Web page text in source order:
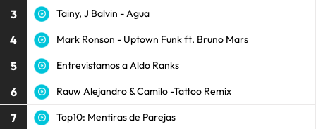
3 Tainy, J Balvin - Agua
4 Mark Ronson - Uptown Funk ft. Bruno Mars
5 Entrevistamos a Aldo Ranks
6 Rauw Alejandro & Camilo -Tattoo Remix
7 Top10: Mentiras de Parejas